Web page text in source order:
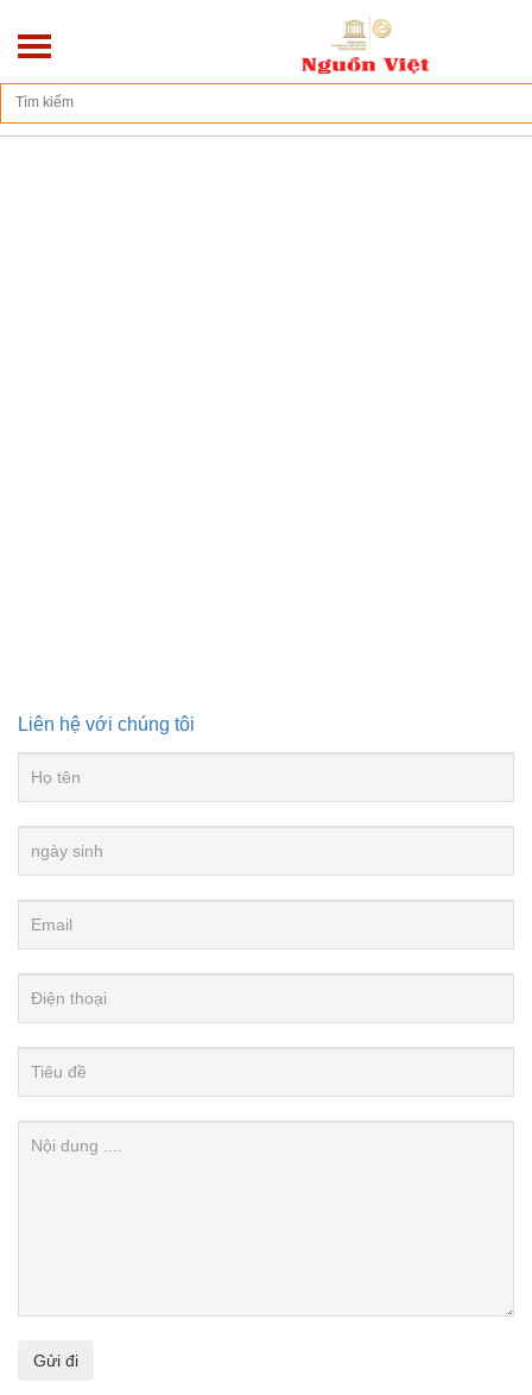
Địa chỉ: Số 270/10D - Hoàng Hoa Thám - Ba Đình - Hà Nội
Trang chủ Liên hệ
Liên hệ với chúng tôi